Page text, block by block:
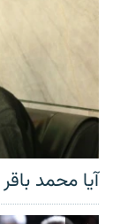
آیا محمد